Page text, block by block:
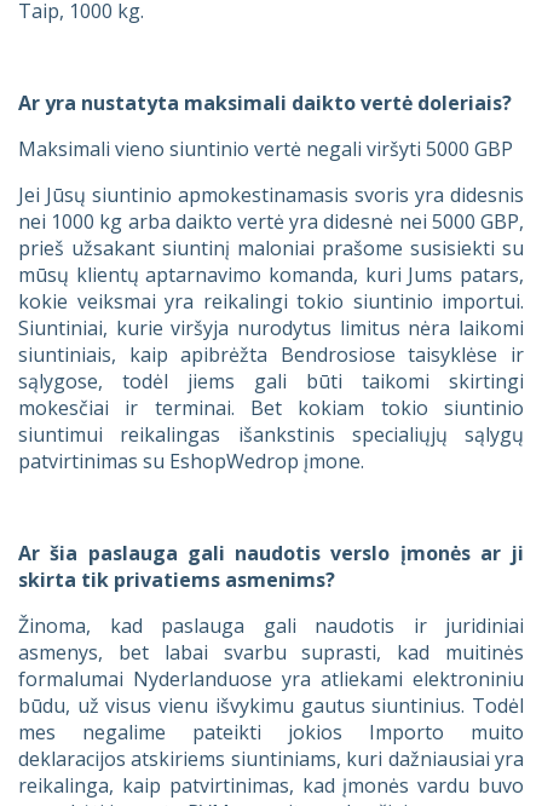
Taip, 1000 kg.
Ar yra nustatyta maksimali daikto vertė doleriais?
Maksimali vieno siuntinio vertė negali viršyti 5000 GBP
Jei Jūsų siuntinio apmokestinamasis svoris yra didesnis
nei 1000 kg arba daikto vertė yra didesnė nei 5000 GBP,
prieš užsakant siuntinį maloniai prašome susisiekti su
mūsų klientų aptarnavimo komanda, kuri Jums patars,
kokie veiksmai yra reikalingi tokio siuntinio importui.
Siuntiniai, kurie viršyja nurodytus limitus nėra laikomi
siuntiniais, kaip apibrėžta Bendrosiose taisyklėse ir
sąlygose, todėl jiems gali būti taikomi skirtingi
mokesčiai ir terminai. Bet kokiam tokio siuntinio
siuntimui reikalingas išankstinis specialiųjų sąlygų
patvirtinimas su EshopWedrop įmone.
Ar šia paslauga gali naudotis verslo įmonės ar ji
skirta tik privatiems asmenims?
Žinoma, kad paslauga gali naudotis ir juridiniai
asmenys, bet labai svarbu suprasti, kad muitinės
formalumai Nyderlanduose yra atliekami elektroniniu
būdu, už visus vienu išvykimu gautus siuntinius. Todėl
mes negalime pateikti jokios Importo muito
deklaracijos atskiriems siuntiniams, kuri dažniausiai yra
reikalinga, kaip patvirtinimas, kad įmonės vardu buvo